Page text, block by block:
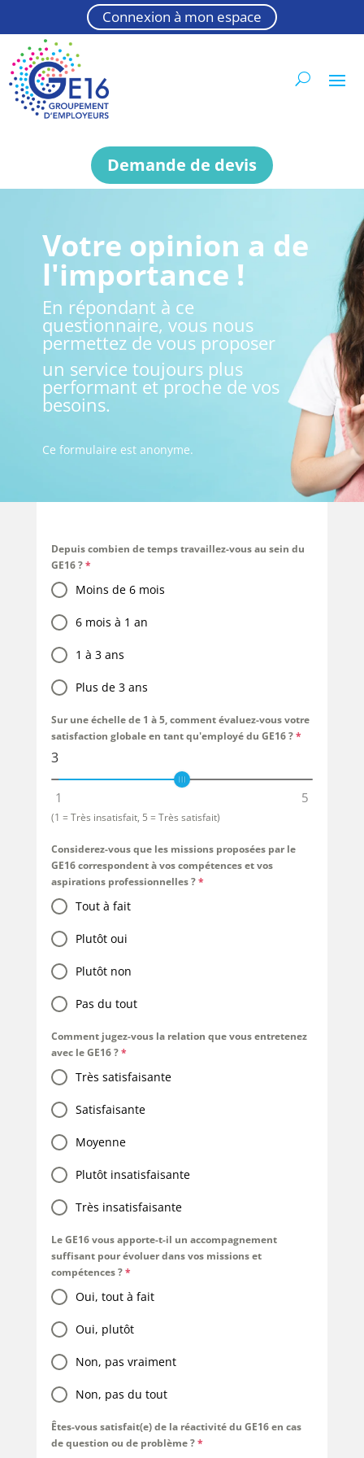
Connexion à mon espace
Demande de devis
Votre opinion a de
l'importance !
En répondant à ce
questionnaire, vous nous
permettez de vous proposer
un service toujours plus
performant et proche de vos
besoins.
Ce formulaire est anonyme.
Depuis combien de temps travaillez-vous au sein du
GE16 ?*
Moins de 6 mois
6 mois à 1 an
1 à 3 ans
Plus de 3 ans
Sur une échelle de 1 à 5, comment évaluez-vous votre
satisfaction globale en tant qu'employé du GE16 ?*
1 5
3
(1 = Très insatisfait, 5 = Très satisfait)
Considerez-vous que les missions proposées par le
GE16 correspondent à vos compétences et vos
aspirations professionnelles ?*
Tout à fait
Plutôt oui
Plutôt non
Pas du tout
Comment jugez-vous la relation que vous entretenez
avec le GE16 ?*
Très satisfaisante
Satisfaisante
Moyenne
Plutôt insatisfaisante
Très insatisfaisante
Le GE16 vous apporte-t-il un accompagnement
suffisant pour évoluer dans vos missions et
compétences ?*
Oui, tout à fait
Oui, plutôt
Non, pas vraiment
Non, pas du tout
Êtes-vous satisfait(e) de la réactivité du GE16 en cas
de question ou de problème ?*